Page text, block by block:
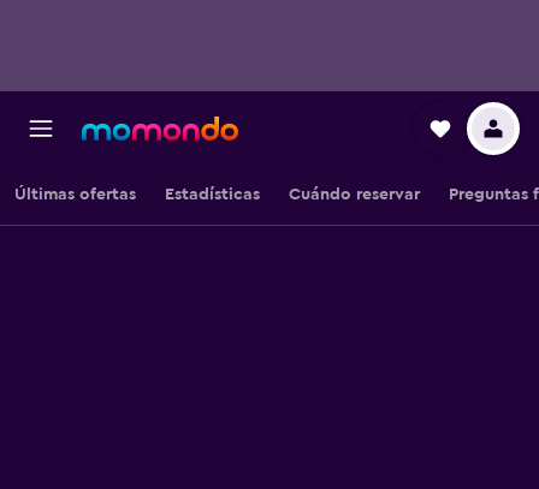
Últimas ofertas Estadísticas Cuándo reservar Preguntas